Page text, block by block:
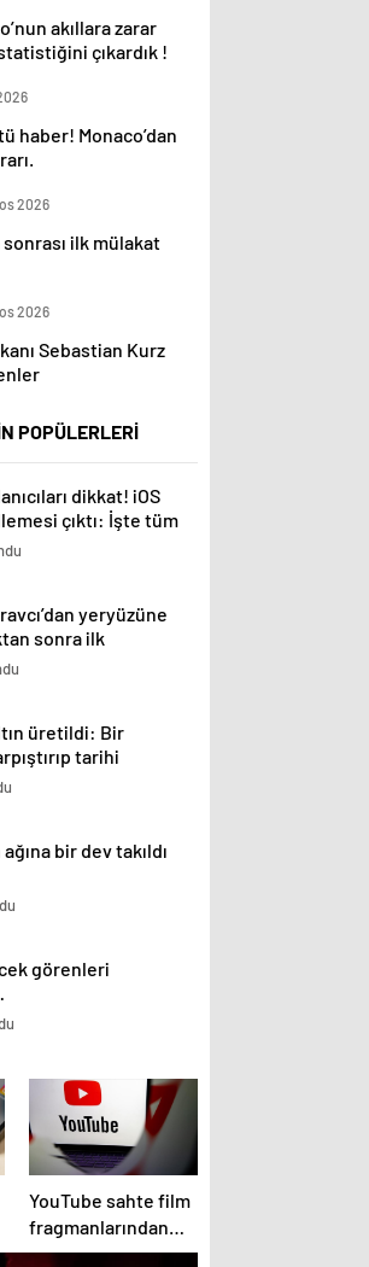
akıllara zarar
çıkardık !
haber! Monaco’dan
2026
ilk mülakat
2026
Sebastian Kurz
POPÜLERLERİ
dikkat! iOS
çıktı: İşte tüm
yeryüzüne
sonra ilk
Dünya, ben
üretildi: Bir
tarihi
ağına bir dev takıldı
görenleri
YouTube sahte film
fragmanlarından
para kazanan